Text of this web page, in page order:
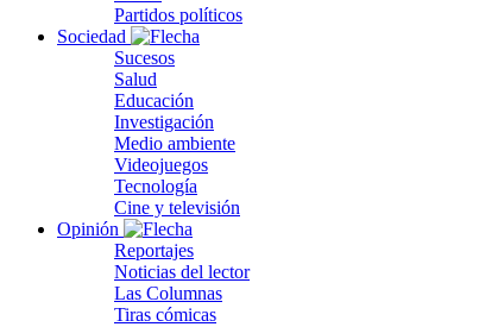
Partidos políticos
Sociedad
Sucesos
Salud
Educación
Investigación
Medio ambiente
Videojuegos
Tecnología
Cine y televisión
Opinión
Reportajes
Noticias del lector
Las Columnas
Tiras cómicas